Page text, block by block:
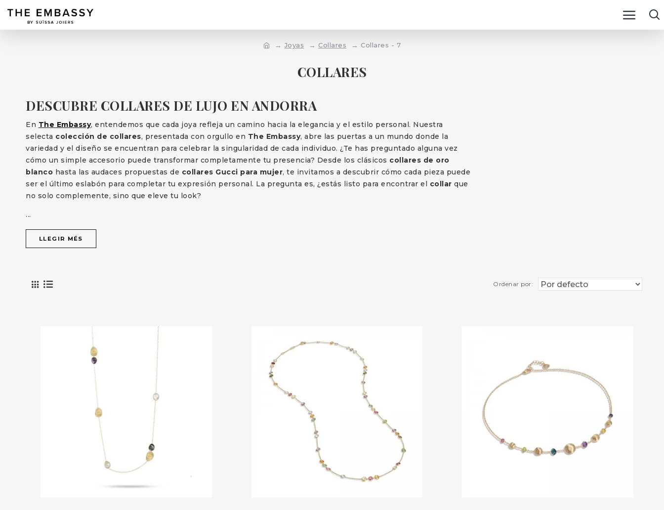
Joyas Collares Collares - 7
COLLARES
DESCUBRE COLLARES DE LUJO EN ANDORRA
En The Embassy, entendemos que cada joya refleja un camino hacia la elegancia y el estilo personal. Nuestra
selecta colección de collares, presentada con orgullo en The Embassy, abre las puertas a un mundo donde la
variedad y el diseño se encuentran para celebrar la singularidad de cada individuo. ¿Te has preguntado alguna vez
cómo un simple accesorio puede transformar completamente tu presencia? Desde los clásicos collares de oro
blanco hasta las audaces propuestas de collares Gucci para mujer, te invitamos a descubrir cómo cada pieza puede
ser el último eslabón para completar tu expresión personal. La pregunta es, ¿estás listo para encontrar el collar que
no solo complemente, sino que eleve tu look?
...
LLEGIR MÉS
Ordenar por: